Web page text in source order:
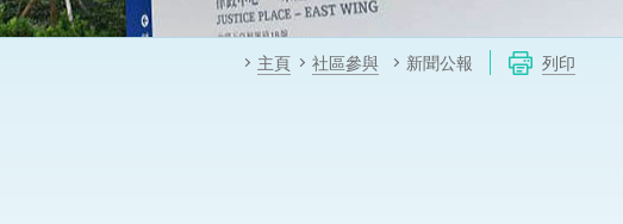
नेपाली (尼泊爾語)
我們的辦公室
我們的培訓課程和能力建設項
特別財務委員會
民事
主頁 社區參與 新聞公報 列印